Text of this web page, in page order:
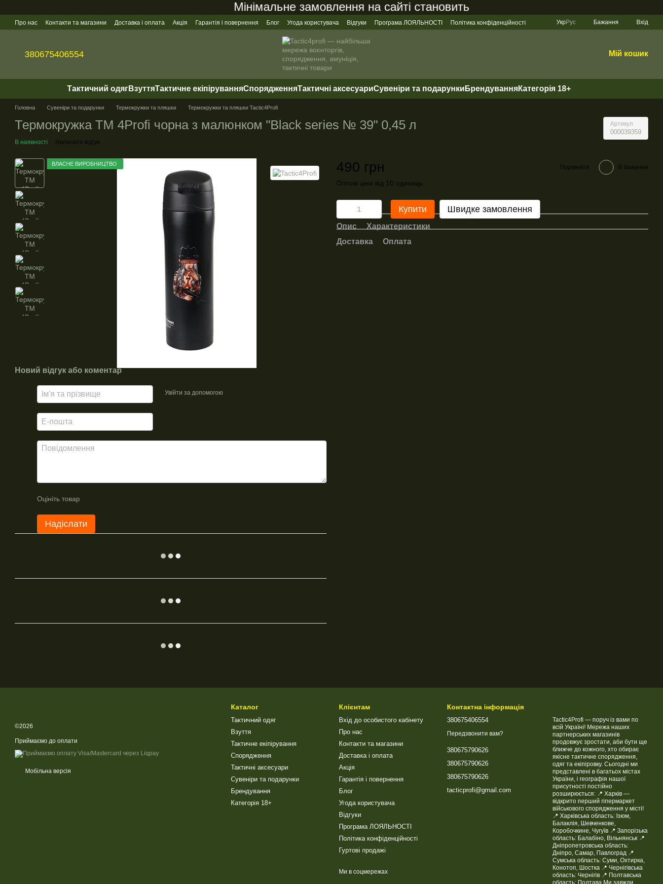
Мінімальне замовлення на сайті становить 200 грн
Про нас Контакти та магазини Доставка і оплата Акція Гарантія і повернення Блог Угода користувача Відгуки Програма ЛОЯЛЬНОСТІ
Політика конфіденційності
УкрРус Бажання Вхід
380675406554 Мій кошик
Тактичний одягВзуттяТактичне екіпіруванняСпорядженняТактичні аксесуариСувеніри та подарунки БрендуванняКатегорія 18+
Головна Сувеніри та подарунки Термокружки та пляшки Термокружки та пляшки Tactic4Profi
Термокружка ТМ 4Profi чорна з малюнком "Black series № 39" 0,45 л Артикул
000039359
В наявності Написати відгук
ВЛАСНЕ ВИРОБНИЦТВО
Новий відгук або коментар
Увійти за допомогою
Оцініть товар
Надіслати
490 грн Порівняти В бажання
Оптові ціни від 10 одиниць
Купити Швидке замовлення
Опис
Характеристики
Доставка
Оплата
©2026
Приймаємо до оплати
Мобільна версія
Каталог
Тактичний одяг
Взуття
Тактичне екіпірування
Спорядження
Тактичні аксесуари
Сувеніри та подарунки
Брендування
Категорія 18+
Клієнтам
Вхід до особистого кабінету
Про нас
Контакти та магазини
Доставка і оплата
Акція
Гарантія і повернення
Блог
Угода користувача
Відгуки
Програма ЛОЯЛЬНОСТІ
Політика конфіденційності
Гуртові продажі
Ми в соцмережах
Контактна інформація
380675406554
Передзвонити вам?
380675790626
380675790626
380675790626
tacticprofi@gmail.com
Tactic4Profi — поруч із вами по
всій Україні! Мережа наших
партнерських магазинів
продовжує зростати, аби бути ще
ближче до кожного, хто обирає
якісне тактичне спорядження,
одяг та екіпіровку. Сьогодні ми
представлені в багатьох містах
України, і географія нашої
присутності постійно
розширюється: 📍 Харків —
відкрито перший гіпермаркет
військового спорядження у місті!
📍 Харківська область: Ізюм,
Балаклія, Шевченкове,
Коробочкине, Чугуїв 📍 Запорізька
область: Балабіно, Вільнянськ 📍
Дніпропетровська область:
Дніпро, Самар, Павлоград 📍
Сумська область: Суми, Охтирка,
Конотоп, Шостка 📍 Чернігівська
область: Чернігів 📍 Полтавська